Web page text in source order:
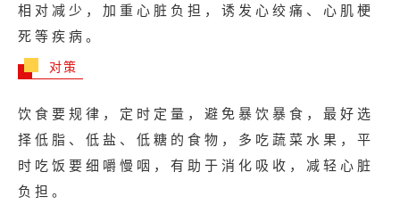
相对减少，加重心脏负担，诱发心绞痛、心肌梗
死等疾病。
对策
饮食要规律，定时定量，避免暴饮暴食，最好选
择低脂、低盐、低糖的食物，多吃蔬菜水果，平
时吃饭要细嚼慢咽，有助于消化吸收，减轻心脏
负担。